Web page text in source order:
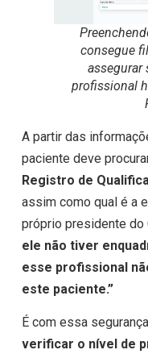
consegue
assegurar
profissional
A partir das
paciente deve
Registro de
assim como qual é a
próprio presidente do
ele não tiver
esse profissional
este paciente.”
É com essa
verificar o nível de